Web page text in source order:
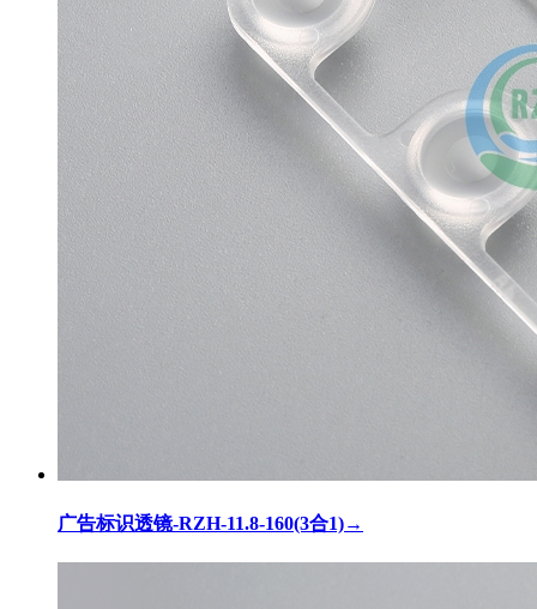
广告标识透镜-RZH-11.8-160(3合1)→